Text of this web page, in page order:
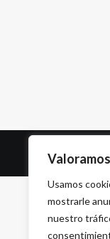
Usamos
mostrarle
nuestro